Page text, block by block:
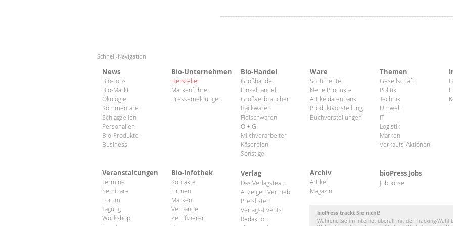
Schnell-Navigation
News
Bio-Tops
Bio-Markt
Ökologie
Kommentare
Schlagzeilen
Personalien
Bio-Produkte
Business
Bio-Unternehmen
Hersteller
Markenführer
Pressemeldungen
Bio-Handel
Großhandel
Einzelhandel
Großverbraucher
Backwaren
Fleischwaren
O + G
Milchverarbeiter
Käsereien
Sonstige
Ware
Sortimente
Neue Produkte
Artikeldatenbank
Produktvorstellung
Buchvorstellungen
Themen
Gesellschaft
Politik
Technik
Umwelt
IT
Logistik
Marken
Verkaufs-Aktionen
Veranstaltungen
Termine
Seminare
Forum
Tagung
Workshop
Bio-Infothek
Kontakte
Firmen
Marken
Verbände
Zertifizierer
Verlag
Das Verlagsteam
Anzeigen Vertrieb
Preislisten
Verlags-Events
Redaktion
Archiv
Artikel
Magazin
bioPress Jobs
Jobbörse
bioPress trackt Sie nicht!
Während Sie im Internet überall mit der Tracking-Wahl